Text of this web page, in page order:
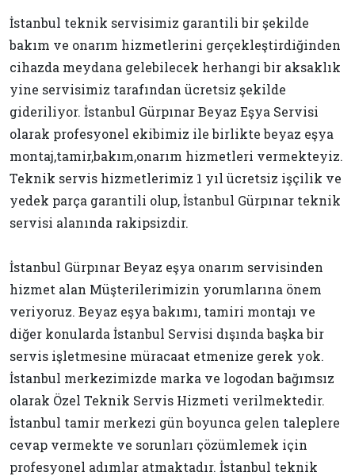
İstanbul teknik servisimiz garantili bir şekilde
bakım ve onarım hizmetlerini gerçekleştirdiğinden
cihazda meydana gelebilecek herhangi bir aksaklık
yine servisimiz tarafından ücretsiz şekilde
gideriliyor. İstanbul Gürpınar Beyaz Eşya Servisi
olarak profesyonel ekibimiz ile birlikte beyaz eşya
montaj,tamir,bakım,onarım hizmetleri vermekteyiz.
Teknik servis hizmetlerimiz 1 yıl ücretsiz işçilik ve
yedek parça garantili olup, İstanbul Gürpınar teknik
servisi alanında rakipsizdir.
İstanbul Gürpınar Beyaz eşya onarım servisinden
hizmet alan Müşterilerimizin yorumlarına önem
veriyoruz. Beyaz eşya bakımı, tamiri montajı ve
diğer konularda İstanbul Servisi dışında başka bir
servis işletmesine müracaat etmenize gerek yok.
İstanbul merkezimizde marka ve logodan bağımsız
olarak Özel Teknik Servis Hizmeti verilmektedir.
İstanbul tamir merkezi gün boyunca gelen taleplere
cevap vermekte ve sorunları çözümlemek için
profesyonel adımlar atmaktadır. İstanbul teknik